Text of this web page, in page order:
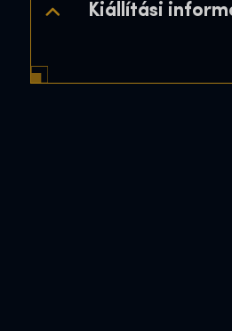
Kiállítási